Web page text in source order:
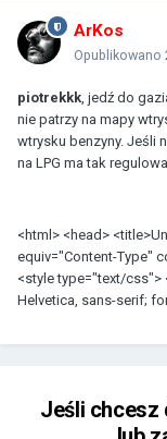
ArKos
Opublikowano
piotrekkk , jedź do
nie patrzy na mapy
wtrysku benzyny. Jeśli
na LPG ma tak
<html> <head>
equiv="Content-Type"
<style type="text/css">
Helvetica, sans-serif;
Jeśli chcesz